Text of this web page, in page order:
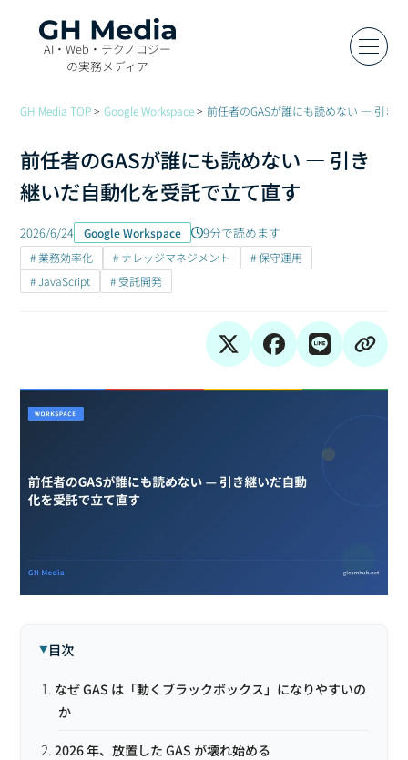
AI・Web・テクノロジー
の実務メディア
GH Media TOP Google Workspace 前任者のGASが誰にも読めない — 引き
前任者のGASが誰にも読めない — 引き
継いだ自動化を受託で立て直す
2026/6/24 Google Workspace 9分で読めます
# 業務効率化 # ナレッジマネジメント
# 保守運用
# JavaScript
# 受託開発
目次
なぜ GAS は「動くブラックボックス」になりやすいの
か
2026 年、放置した GAS が壊れ始める